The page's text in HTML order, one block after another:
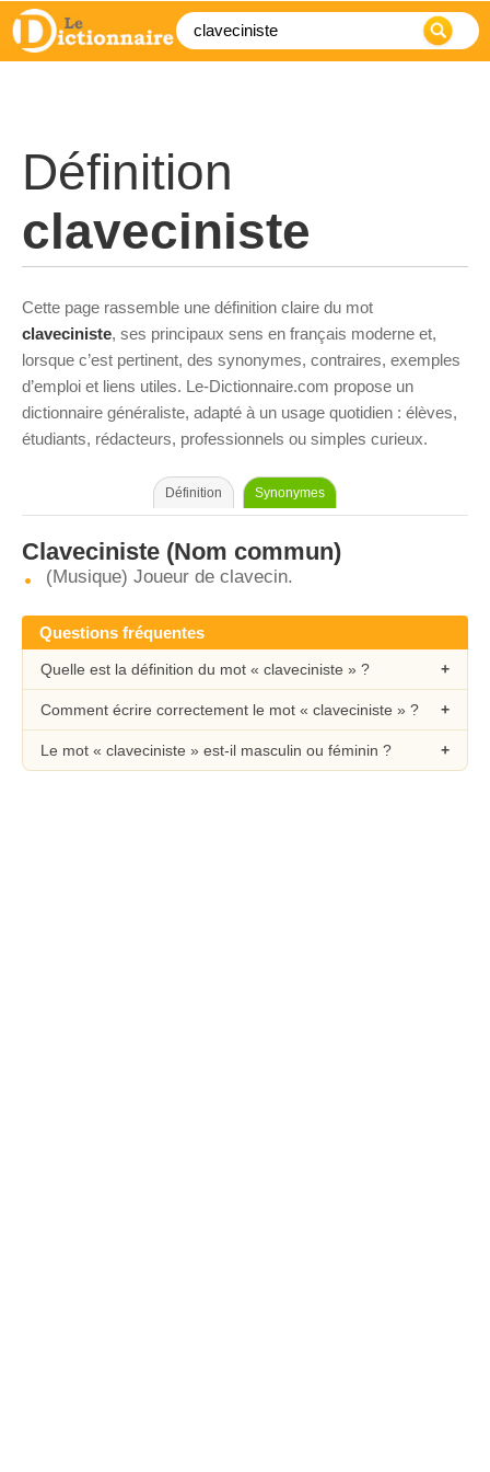
Définition
claveciniste
Cette page rassemble une définition claire du mot
claveciniste, ses principaux sens en français moderne et,
lorsque c’est pertinent, des synonymes, contraires, exemples
d’emploi et liens utiles. Le-Dictionnaire.com propose un
dictionnaire généraliste, adapté à un usage quotidien : élèves,
étudiants, rédacteurs, professionnels ou simples curieux.
Définition Synonymes
Claveciniste (Nom commun)
(Musique) Joueur de clavecin.
Questions fréquentes
Quelle est la définition du mot « claveciniste » ?
Comment écrire correctement le mot « claveciniste » ?
Le mot « claveciniste » est-il masculin ou féminin ?